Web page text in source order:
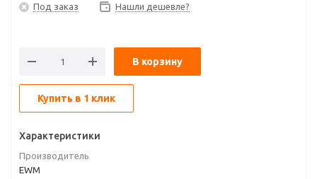
Под заказ Нашли дешевле?
В корзину
Купить в 1 клик
Характеристики
Производитель
EWM